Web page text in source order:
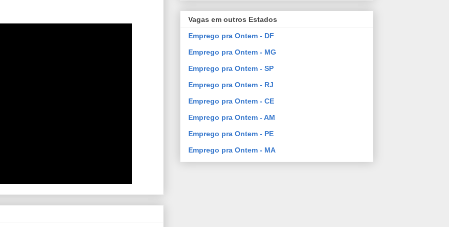
Vagas em outros Estados
Emprego pra Ontem - DF
Emprego pra Ontem - MG
Emprego pra Ontem - SP
Emprego pra Ontem - RJ
Emprego pra Ontem - CE
Emprego pra Ontem - AM
Emprego pra Ontem - PE
Emprego pra Ontem - MA